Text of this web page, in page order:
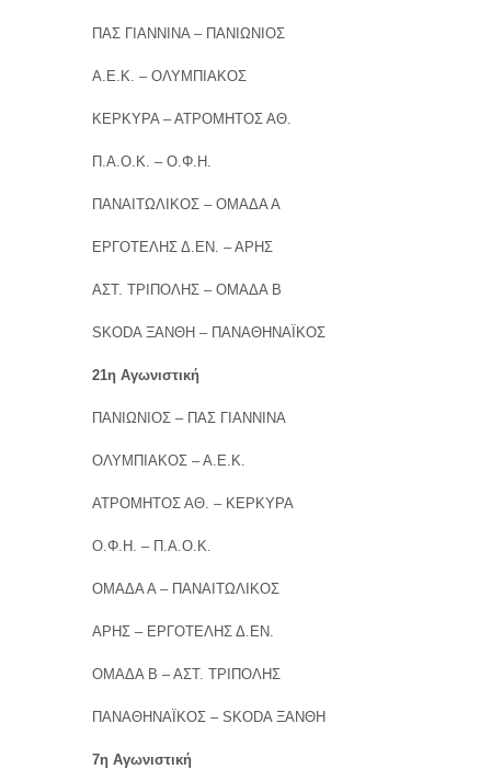
ΠΑΣ ΓΙΑΝΝΙΝΑ – ΠΑΝΙΩΝΙΟΣ
Α.Ε.Κ. – ΟΛΥΜΠΙΑΚΟΣ
ΚΕΡΚΥΡΑ – ΑΤΡΟΜΗΤΟΣ ΑΘ.
Π.Α.Ο.Κ. – Ο.Φ.Η.
ΠΑΝΑΙΤΩΛΙΚΟΣ – ΟΜΑΔΑ Α
ΕΡΓΟΤΕΛΗΣ Δ.ΕΝ. – ΑΡΗΣ
ΑΣΤ. ΤΡΙΠΟΛΗΣ – ΟΜΑΔΑ Β
SKODA ΞΑΝΘΗ – ΠΑΝΑΘΗΝΑΪΚΟΣ
21η Αγωνιστική
ΠΑΝΙΩΝΙΟΣ – ΠΑΣ ΓΙΑΝΝΙΝΑ
ΟΛΥΜΠΙΑΚΟΣ – Α.Ε.Κ.
ΑΤΡΟΜΗΤΟΣ ΑΘ. – ΚΕΡΚΥΡΑ
Ο.Φ.Η. – Π.Α.Ο.Κ.
ΟΜΑΔΑ Α – ΠΑΝΑΙΤΩΛΙΚΟΣ
ΑΡΗΣ – ΕΡΓΟΤΕΛΗΣ Δ.ΕΝ.
ΟΜΑΔΑ Β – ΑΣΤ. ΤΡΙΠΟΛΗΣ
ΠΑΝΑΘΗΝΑΪΚΟΣ – SKODA ΞΑΝΘΗ
7η Αγωνιστική